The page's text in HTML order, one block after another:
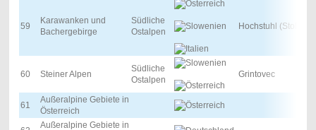
59
Karawanken und
Bachergebirge
Südliche
Ostalpen
Hochstuhl (Stol)
60 Steiner Alpen
Südliche
Ostalpen
Grintovec
61
Außeralpine Gebiete in
Österreich
Außeralpine Gebiete in